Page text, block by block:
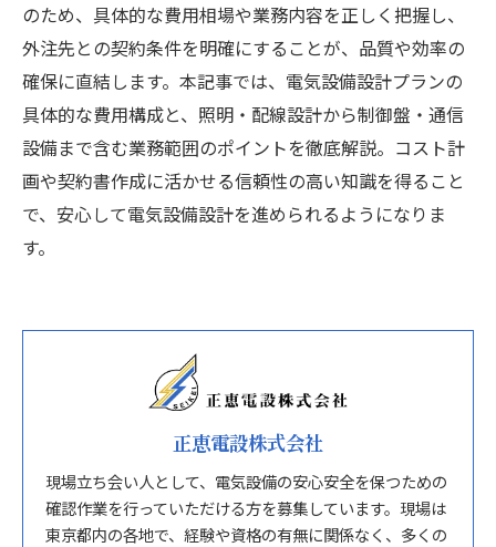
のため、具体的な費用相場や業務内容を正しく把握し、
外注先との契約条件を明確にすることが、品質や効率の
確保に直結します。本記事では、電気設備設計プランの
具体的な費用構成と、照明・配線設計から制御盤・通信
設備まで含む業務範囲のポイントを徹底解説。コスト計
画や契約書作成に活かせる信頼性の高い知識を得ること
で、安心して電気設備設計を進められるようになりま
す。
正恵電設株式会社
現場立ち会い人として、電気設備の安心安全を保つための
確認作業を行っていただける方を募集しています。現場は
東京都内の各地で、経験や資格の有無に関係なく、多くの